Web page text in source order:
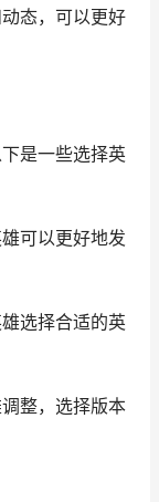
态，可以更好
是一些选择英
可以更好地发
选择合适的英
整，选择版本